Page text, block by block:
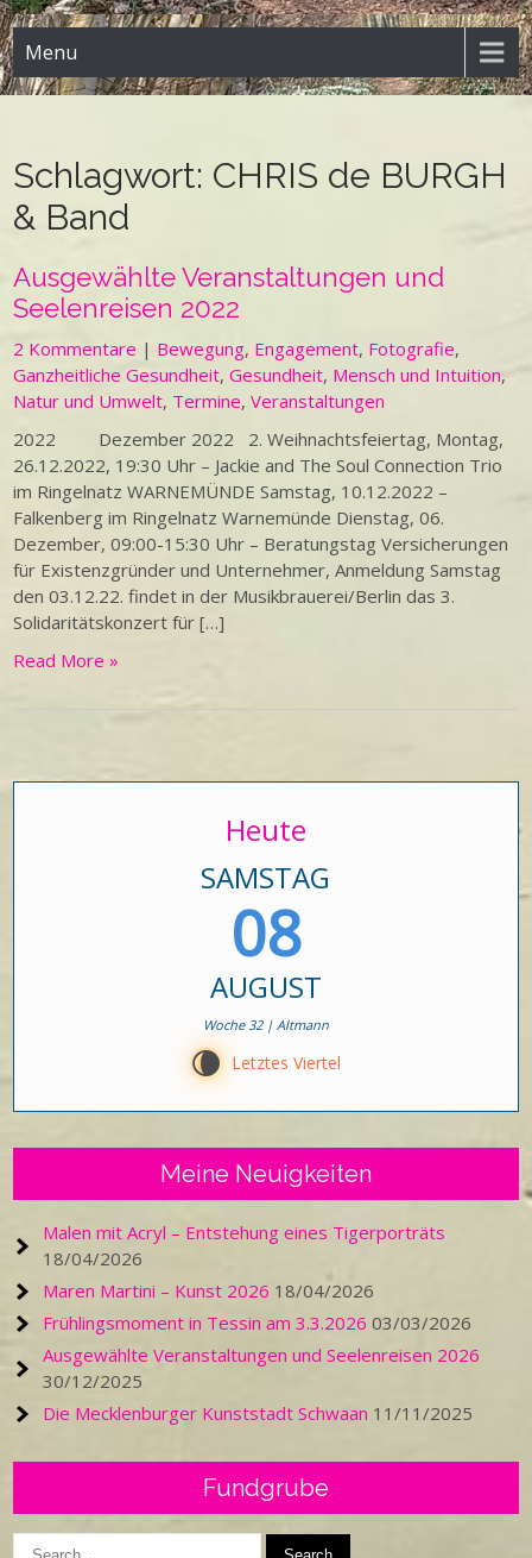
Menu
Schlagwort: CHRIS de BURGH
& Band
Ausgewählte Veranstaltungen und
Seelenreisen 2022
2 Kommentare | Bewegung, Engagement, Fotografie,
Ganzheitliche Gesundheit,Gesundheit, Mensch und Intuition,
Natur und Umwelt, Termine,Veranstaltungen
2022 Dezember 2022 2. Weihnachtsfeiertag, Montag,
26.12.2022, 19:30 Uhr – Jackie and The Soul Connection Trio
im Ringelnatz WARNEMÜNDE Samstag, 10.12.2022 –
Falkenberg im Ringelnatz Warnemünde Dienstag, 06.
Dezember, 09:00-15:30 Uhr – Beratungstag Versicherungen
für Existenzgründer und Unternehmer, Anmeldung Samstag
den 03.12.22. findet in der Musikbrauerei/Berlin das 3.
Solidaritätskonzert für […]
Read More »
Heute
SAMSTAG
08
AUGUST
Woche 32 | Altmann
V Letztes Viertel
Meine Neuigkeiten
Malen mit Acryl – Entstehung eines Tigerporträts
18/04/2026
Maren Martini – Kunst 2026 18/04/2026
Frühlingsmoment in Tessin am 3.3.2026 03/03/2026
Ausgewählte Veranstaltungen und Seelenreisen 2026
30/12/2025
Die Mecklenburger Kunststadt Schwaan 11/11/2025
Fundgrube